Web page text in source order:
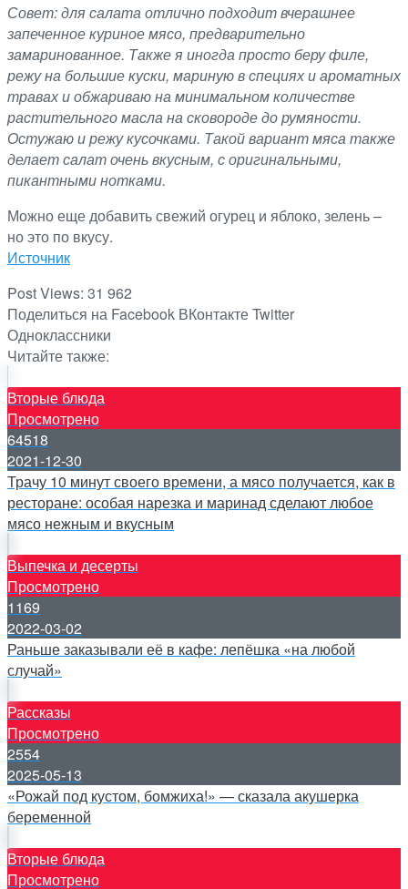
Совет: для салата отлично подходит вчерашнее
запеченное куриное мясо, предварительно
замаринованное. Также я иногда просто беру филе,
режу на большие куски, мариную в специях и ароматных
травах и обжариваю на минимальном количестве
растительного масла на сковороде до румяности.
Остужаю и режу кусочками. Такой вариант мяса также
делает салат очень вкусным, с оригинальными,
пикантными нотками.
Можно еще добавить свежий огурец и яблоко, зелень –
но это по вкусу.
Источник
Post Views: 31 962
Поделиться на Facebook ВКонтактеTwitter
Одноклассники
Читайте также:
Вторые блюда
Просмотрено
64518
2021-12-30
Трачу 10 минут своего времени, а мясо получается, как в
ресторане: особая нарезка и маринад сделают любое
мясо нежным и вкусным
Выпечка и десерты
Просмотрено
1169
2022-03-02
Раньше заказывали её в кафе: лепёшка «на любой
случай»
Рассказы
Просмотрено
2554
2025-05-13
«Рожай под кустом, бомжиха!» — сказала акушерка
беременной
Вторые блюда
Просмотрено